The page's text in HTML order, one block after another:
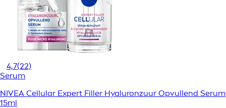
4,7(22)
Serum
NIVEA Cellular Expert Filler Hyaluronzuur Opvullend Serum
15ml